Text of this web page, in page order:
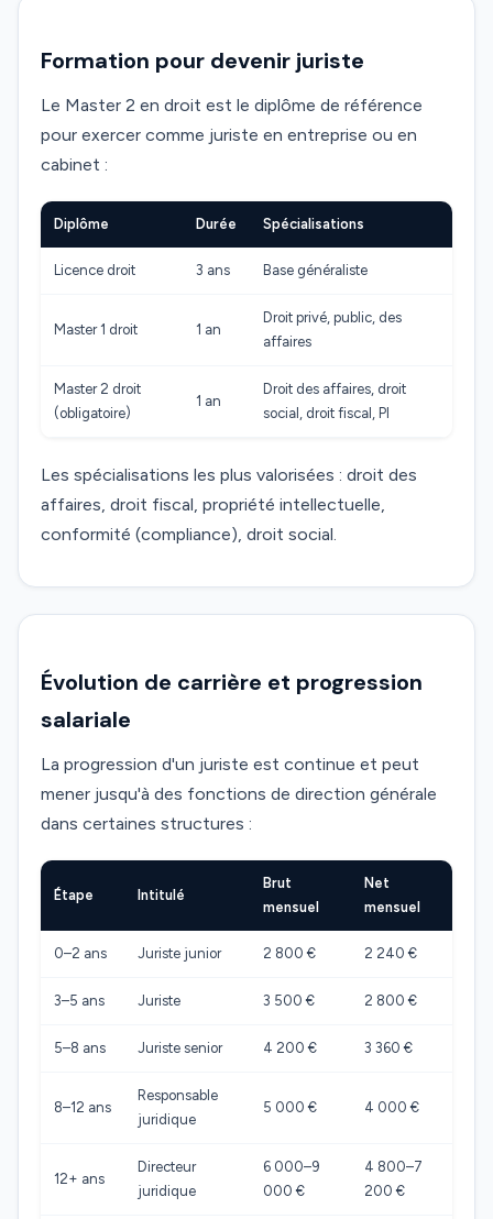
Formation pour devenir juriste
Le Master 2 en droit est le diplôme de référence
pour exercer comme juriste en entreprise ou en
cabinet :
Diplôme Durée Spécialisations
Licence droit 3 ans Base généraliste
Master 1 droit 1 an
Droit privé, public, des
affaires
Master 2 droit
(obligatoire)
1 an
Droit des affaires, droit
social, droit fiscal, PI
Les spécialisations les plus valorisées : droit des
affaires, droit fiscal, propriété intellectuelle,
conformité (compliance), droit social.
Évolution de carrière et progression
salariale
La progression d'un juriste est continue et peut
mener jusqu'à des fonctions de direction générale
dans certaines structures :
Étape Intitulé
Brut
mensuel
Net
mensuel
0–2 ans Juriste junior 2 800 € 2 240 €
3–5 ans Juriste 3 500 € 2 800 €
5–8 ans Juriste senior 4 200 € 3 360 €
8–12 ans
Responsable
juridique
5 000 € 4 000 €
12+ ans
Directeur
juridique
6 000–9
000 €
4 800–7
200 €